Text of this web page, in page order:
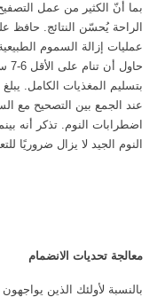
بما أنّ الكثير من عمل
الراحة يُحسّن النتائج. حافظ
عمليات إزالة السموم
بتسليم المغذيات الكامل.
عند الجمع بين التصحيح مع
اضطرابات النوم. تذكر أنه
النوم الجيد لا يزال ضروريًا
معالجة تحديات الانضمام
بالنسبة لأولئك الذين